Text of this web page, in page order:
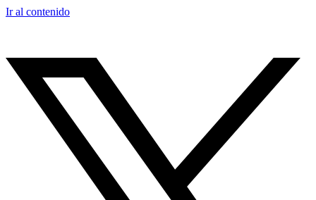
Ir al contenido